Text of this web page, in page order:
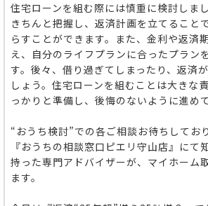
住宅ローンを組む際には慎重に検討しま
きちんと把握し、返済計画を立てること
らすことができます。また、金利や返済
え、自分のライフプランに合ったプラン
す。後々、借り過ぎてしまったり、返済
しょう。住宅ローンを組むことは大きな
っかりと準備し、後悔のないように進め
“おうち検討”での各ご相談お待ちしており
『おうちの相談窓口ピエリ守山店』にて
持った専門アドバイザーが、マイホーム
ます。